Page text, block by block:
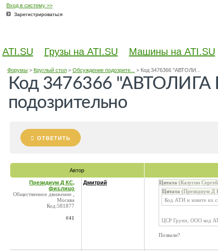
Вход в систему >>
Зарегистрироваться
ATI.SU Грузы на ATI.SU Машины на ATI.SU
Форумы> Круглый стол> Обсуждение подозрите... > Код 3476366 "АВТОЛИ...
Код 3476366
подозрительно
ОТВЕТИТЬ
Автор
Президиум Д КС,
физ.лицо
Общественное движение ,
Москва
Код:581877
#41
Дмитрий Цитата (Калугин
Цитата (Президиум Д
Код АТИ и зовите их
ЦСР Групп, ООО код
Позвали?